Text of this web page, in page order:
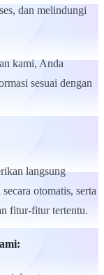
dan melindungi
kami, Anda
sesuai dengan
langsung
otomatis, serta
fitur-fitur tertentu.